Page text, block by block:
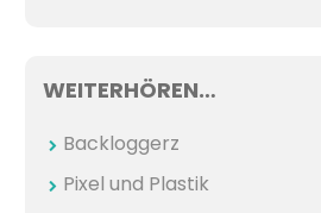
WEITERHÖREN…
Backloggerz
Pixel und Plastik